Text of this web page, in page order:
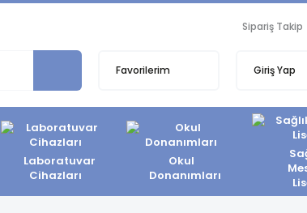
Sipariş Takip
Favorilerim Giriş Yap
Laboratuvar
Cihazları
Okul
Donanımları